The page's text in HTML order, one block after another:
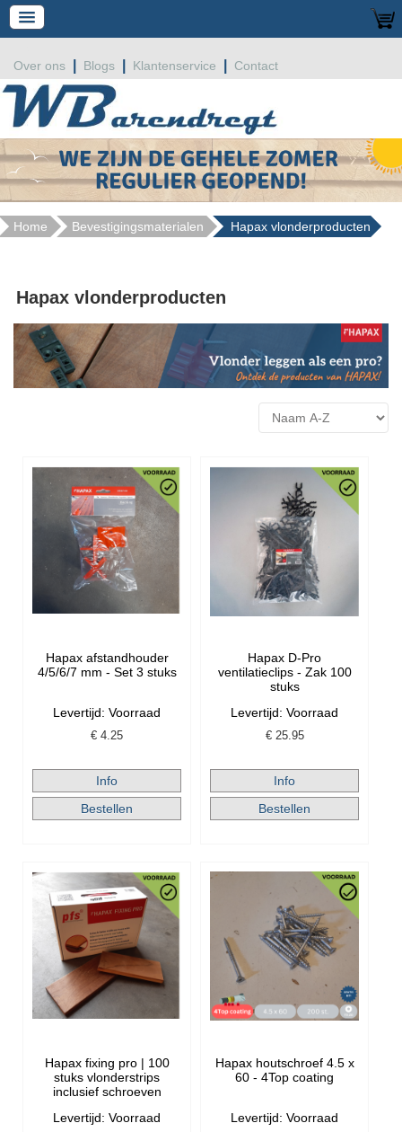
Over ons Blogs Klantenservice Contact
Home Bevestigingsmaterialen Hapax vlonderproducten
Hapax vlonderproducten
Hapax afstandhouder
4/5/6/7 mm - Set 3 stuks
Levertijd: Voorraad
€4.25
Hapax D-Pro
ventilatieclips - Zak 100
stuks
Levertijd: Voorraad
€ 25.95
Hapax fixing pro | 100
stuks vlonderstrips
inclusief schroeven
Levertijd: Voorraad
Hapax houtschroef 4.5 x
60 - 4Top coating
Levertijd: Voorraad